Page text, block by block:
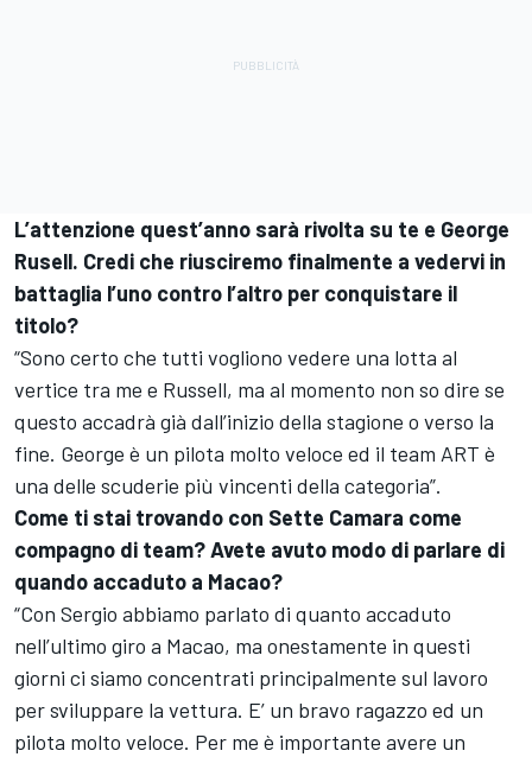
L’attenzione quest’anno sarà rivolta su te e George
Rusell. Credi che riusciremo finalmente a vedervi in
battaglia l’uno contro l’altro per conquistare il
titolo?
“Sono certo che tutti vogliono vedere una lotta al
vertice tra me e Russell, ma al momento non so dire se
questo accadrà già dall’inizio della stagione o verso la
fine. George è un pilota molto veloce ed il team ART è
una delle scuderie più vincenti della categoria”.
Come ti stai trovando con Sette Camara come
compagno di team? Avete avuto modo di parlare di
quando accaduto a Macao?
“Con Sergio abbiamo parlato di quanto accaduto
nell’ultimo giro a Macao, ma onestamente in questi
giorni ci siamo concentrati principalmente sul lavoro
per sviluppare la vettura. E’ un bravo ragazzo ed un
pilota molto veloce. Per me è importante avere un